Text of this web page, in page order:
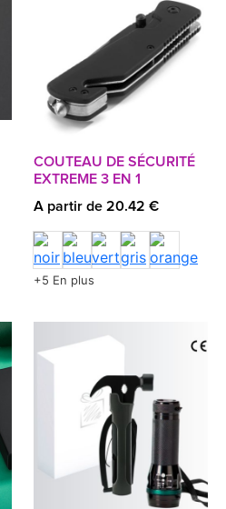
COUTEAU DE SÉCURITÉ
EXTREME 3 EN 1
A partir de 20.42 €
+5 En plus